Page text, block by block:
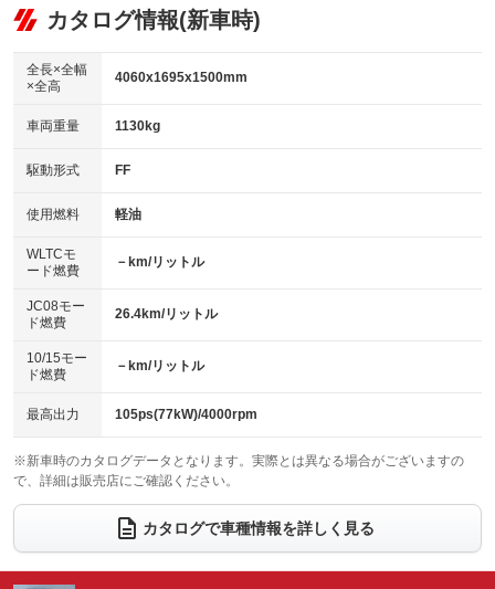
リフトアップ
：装備なし
：装備なし
パワーウィンドウ
アイドリングストップ
：装備あり
USB入力端子
：装備あり
100V電源
：装備なし
センターデフロック
：装備なし
電動格納ミラー
：装備あり
ビジュアル：-／DVD再生
：装備あり
アルミホイール：16インチ
：装備あり
HID(キセノンライト)
バックカメラ
エアロ
：装備なし
ローダウン
：装備なし
ベンチシート
：装備なし
チップアップシート
：装備なし
電動格納サードシート
：装備なし シートヒーター
：装備あり
ウォークスルー
電動リアゲート フロントカメラ
：装備なし
シートエアコン
：装備なし 全周囲カメラ
：装備なし
カタログ情報(新車時)
全長×全幅
×全高
4060x1695x1500mm
車両重量 1130kg
駆動形式 FF
使用燃料 軽油
WLTCモ
ード燃費
－km/リットル
JC08モー
ド燃費
26.4km/リットル
10/15モー
ド燃費
－km/リットル
最高出力 105ps(77kW)/4000rpm
※新車時のカタログデータとなります。実際とは異なる場合がございますの
で、詳細は販売店にご確認ください。
カタログで車種情報を詳しく見る